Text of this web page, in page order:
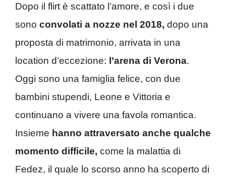
Dopo il flirt è scattato l’amore, e così i due
sono convolati a nozze nel 2018, dopo una
proposta di matrimonio, arrivata in una
location d’eccezione: l’arena di Verona.
Oggi sono una famiglia felice, con due
bambini stupendi, Leone e Vittoria e
continuano a vivere una favola romantica.
Insieme hanno attraversato anche qualche
momento difficile, come la malattia di
Fedez, il quale lo scorso anno ha scoperto di